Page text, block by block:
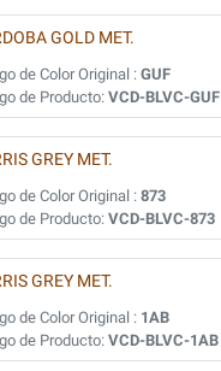
GOLD MET.
de Color Original : GUF
de Producto: VCD-BLVC-GUF
GREY MET.
de Color Original : 873
de Producto: VCD-BLVC-873
GREY MET.
de Color Original : 1AB
de Producto: VCD-BLVC-1AB